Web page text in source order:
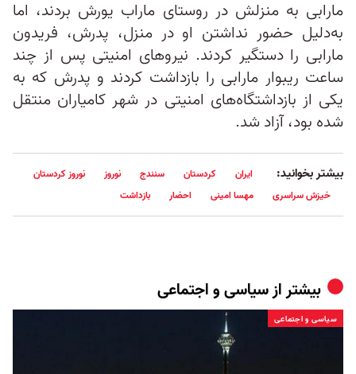
مارابی به منزلش در روستای ماراب یورش بردند، اما
به‌دلیل حضور نداشتن او در منزل، پدرش، فریدون
مارابی را دستگیر کردند. نیروهای امنیتی پس از چند
ساعت ریبوار مارابی را بازداشت کردند و پدرش که به
یکی از بازداشتگاه‌های امنیتی در شهر کامیاران منتقل
شده بود، آزاد شد.
بیشتر بخوانید: ایران کردستان سنندج نوروز
نوروز کردستان
خیزش سراسری
مهسا امینی احضار بازداشت
بیشتر ازسیاسی و اجتماعی
سیاسی و اجتماعی